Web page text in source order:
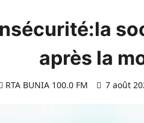
après la
RTA BUNIA 100.0 FM 7 août